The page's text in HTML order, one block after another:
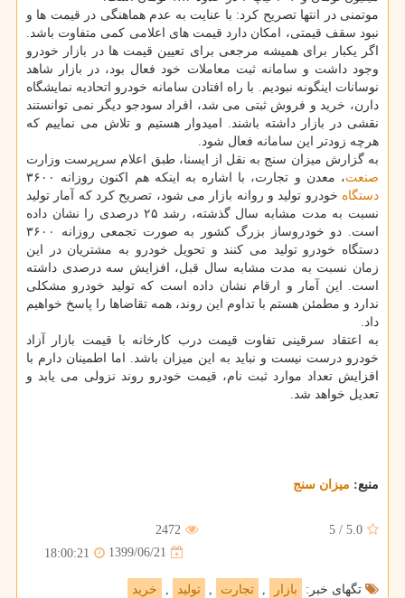
موتمنی در انتها تصریح کرد: با عنایت به عدم هماهنگی در قیمت ها و
نبود سقف قیمتی، امکان دارد قیمت های اعلامی کمی متفاوت باشد.
اگر یکبار برای همیشه مرجعی برای تعیین قیمت ها در بازار خودرو
وجود داشت و سامانه ثبت معاملات خود فعال بود، در بازار شاهد
نوسانات اینگونه نبودیم. با راه افتادن سامانه خودرو اتحادیه نمایشگاه
دارن، خرید و فروش ثبتی می شد، افراد سودجو دیگر نمی توانستند
نقشی در بازار داشته باشند. امیدوار هستیم و تلاش می نماییم که
هرچه زودتر این سامانه فعال شود.
به گزارش میزان سنج به نقل از ایسنا، طبق اعلام سرپرست وزارت
صنعت، معدن و تجارت، با اشاره به اینکه هم اکنون روزانه ۳۶۰۰
دستگاه خودرو تولید و روانه بازار می شود، تصریح کرد که آمار تولید
نسبت به مدت مشابه سال گذشته، رشد ۲۵ درصدی را نشان داده
است. دو خودروساز بزرگ کشور به صورت تجمعی روزانه ۳۶۰۰
دستگاه خودرو تولید می کنند و تحویل خودرو به مشتریان در این
زمان نسبت به مدت مشابه سال قبل، افزایش سه درصدی داشته
است. این آمار و ارقام نشان داده است که تولید خودرو مشکلی
ندارد و مطمئن هستم با تداوم این روند، همه تقاضاها را پاسخ خواهیم
داد.
به اعتقاد سرقینی تفاوت قیمت درب کارخانه با قیمت بازار آزاد
خودرو درست نیست و نباید به این میزان باشد. اما اطمینان دارم با
افزایش تعداد موارد ثبت نام، قیمت خودرو روند نزولی می یابد و
تعدیل خواهد شد.
منبع: میزان سنج
5.0
/
5
2472
1399/06/21
18:00:21
تگهای خبر: بازار تجارت تولید خرید